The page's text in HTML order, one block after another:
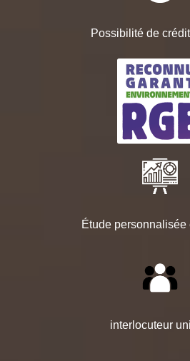
Possibilité de
Étude personnalisée
interlocuteur